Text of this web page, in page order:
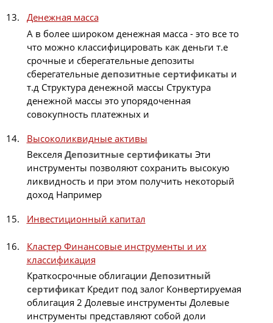
Денежная масса
А в более широком денежная масса - это все то
что можно классифицировать как деньги т.е
срочные и сберегательные депозиты
сберегательные депозитные сертификаты и
т.д Структура денежной массы Структура
денежной массы это упорядоченная
совокупность платежных и
Высоколиквидные активы
Векселя Депозитные сертификаты Эти
инструменты позволяют сохранить высокую
ликвидность и при этом получить некоторый
доход Например
Инвестиционный капитал
Кластер Финансовые инструменты и их
классификация
Краткосрочные облигации Депозитный
сертификатКредит под залог Конвертируемая
облигация 2 Долевые инструменты Долевые
инструменты представляют собой доли